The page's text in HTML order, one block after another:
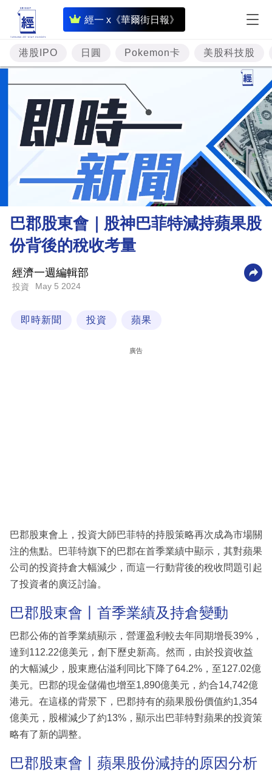
經一 x《華爾街日報》
即
時
財
經
專
題
投
資
樓
市
財
商
業
科
區
港股IPO 日圓 Pokemon卡 美股科技股
巴郡股東會｜股神巴菲特減持蘋果股
份背後的稅收考量
經濟一週編輯部
投資 May 5 2024
即時新聞 投資 蘋果
廣告
巴郡股東會上，投資大師巴菲特的持股策略再次成為市場關
注的焦點。巴菲特旗下的巴郡在首季業績中顯示，其對蘋果
公司的投資持倉大幅減少，而這一行動背後的稅收問題引起
了投資者的廣泛討論。
巴郡股東會丨首季業績及持倉變動
巴郡公佈的首季業績顯示，營運盈利較去年同期增長39%，
達到112.22億美元，創下歷史新高。然而，由於投資收益
的大幅減少，股東應佔溢利同比下降了64.2%，至127.02億
美元。巴郡的現金儲備也增至1,890億美元，約合14,742億
港元。在這樣的背景下，巴郡持有的蘋果股份價值約1,354
億美元，股權減少了約13%，顯示出巴菲特對蘋果的投資策
略有了新的調整。
巴郡股東會丨蘋果股份減持的原因分析